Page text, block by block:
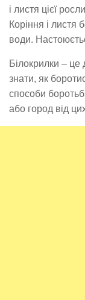
і листя цієї
Коріння і листя
води.
Білокрилки – це
знати, як
способи
або город від